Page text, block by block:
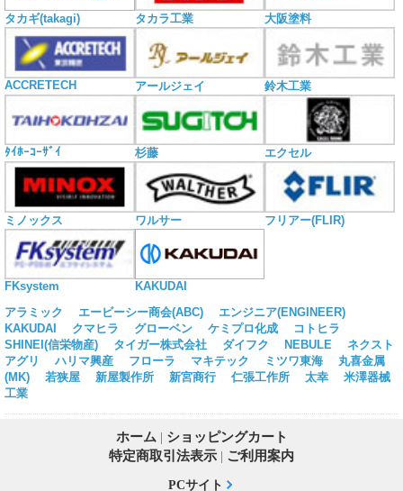
タカギ(takagi) タカラ工業 大阪塗料
ACCRETECH アールジェイ 鈴木工業
ﾀｲﾎｰｺｰｻﾞｲ 杉藤 エクセル
ミノックス ワルサー フリアー(FLIR)
FKsystem
KAKUDAI
アラミック
エービーシー商会(ABC)
エンジニア(ENGINEER)
KAKUDAI
クマヒラ グローベン ケミプロ化成
コトヒラ
SHINEI(信栄物産)
タイガー株式会社 ダイフク NEBULE
ネクスト
アグリ
ハリマ興産 フローラ マキテック ミツワ東海
丸喜金属
(MK)
若狭屋 新屋製作所 新宮商行 仁張工作所 太幸
米澤器械
工業
ホーム | ショッピングカート
特定商取引法表示 | ご利用案内
PCサイト